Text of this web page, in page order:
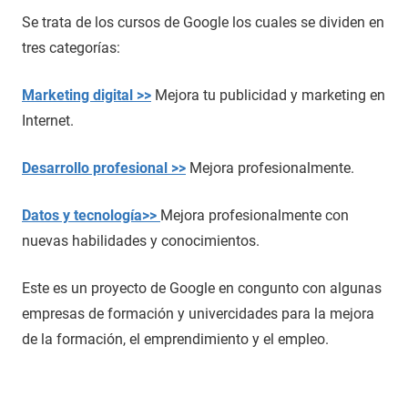
Se trata de los cursos de Google los cuales se dividen en
tres categorías:
Marketing digital >> Mejora tu publicidad y marketing en
Internet.
Desarrollo profesional >> Mejora profesionalmente.
Datos y tecnología>> Mejora profesionalmente con
nuevas habilidades y conocimientos.
Este es un proyecto de Google en congunto con algunas
empresas de formación y univercidades para la mejora
de la formación, el emprendimiento y el empleo.